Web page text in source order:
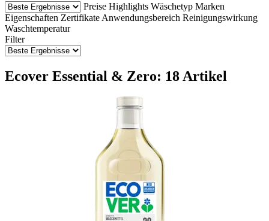
Preise Highlights Wäschetyp Marken
Eigenschaften Zertifikate Anwendungsbereich Reinigungswirkung
Waschtemperatur
Filter
Ecover Essential & Zero: 18 Artikel